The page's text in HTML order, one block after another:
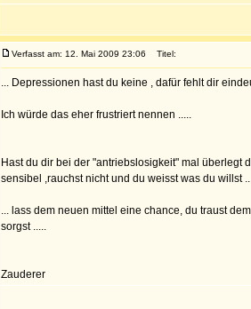
Verfasst am: 12. Mai 2009 23:06 Titel:
... Depressionen hast du keine , dafür fehlt dir
Ich würde das eher frustriert nennen .....
Hast du dir bei der "antriebslosigkeit" mal überlegt
sensibel ,rauchst nicht und du weisst was du willst
... lass dem neuen mittel eine chance, du traust
sorgst .....
Zauderer